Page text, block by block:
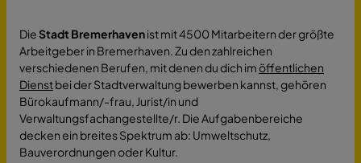
DieStadt Bremerhavenist mit 4500 Mitarbeitern der größte
Arbeitgeber in Bremerhaven. Zu den zahlreichen
verschiedenen Berufen, mit denen du dich imöffentlichen
Dienstbei der Stadtverwaltung bewerben kannst, gehören
Bürokaufmann/-frau, Jurist/in und
Verwaltungsfachangestellte/r. Die Aufgabenbereiche
decken ein breites Spektrum ab: Umweltschutz,
Bauverordnungen oder Kultur.